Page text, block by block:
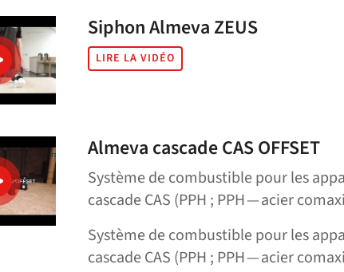
Siphon Almeva ZEUS
LIRE LA VIDÉO
Almeva cascade CAS OFFSET
Système de combustible pour les
cascade CAS (PPH ; PPH — acier
Système de combustible pour les
cascade CAS (PPH ; PPH — acier